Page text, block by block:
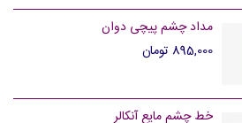
مداد چشم پیچی دوان
895,000 تومان
خط چشم مایع آنکالر